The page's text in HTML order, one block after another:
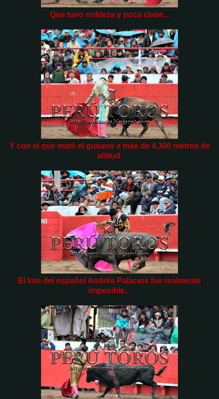
Que tuvo nobleza y poca clase...
Y con el que mató el gusano a más de 4,300 metros de
altitud.
El lote del español Andrés Palacios fue realmente
imposible...